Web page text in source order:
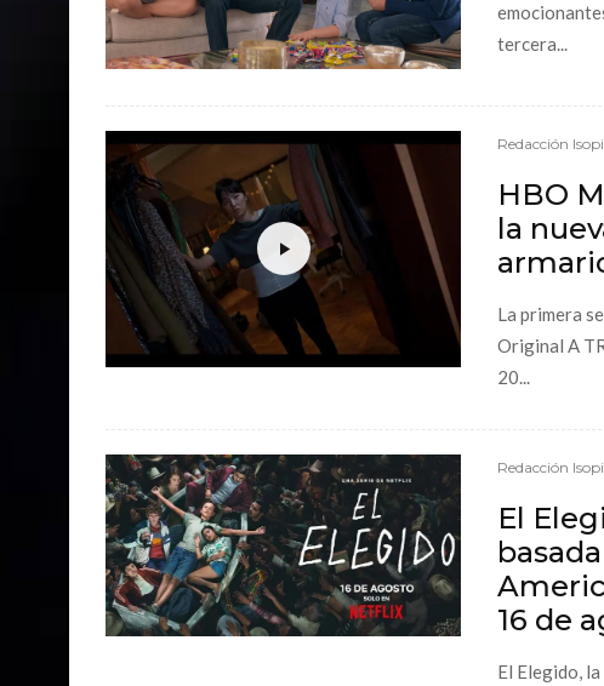
tercera...
Redacción
HBO
la
La primera
Original A
20...
Redacción
El
16 de
El Elegido,